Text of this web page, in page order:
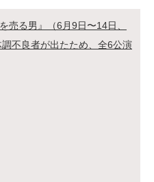
売る男』（6月9日〜14日、
不良者が出たため、全6公演